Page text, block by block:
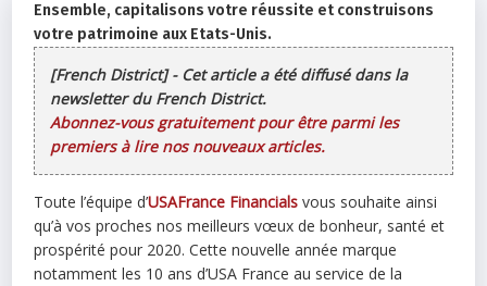
Ensemble, capitalisons votre réussite et construisons
votre patrimoine aux Etats-Unis.
[French District] - Cet article a été diffusé dans la
newsletter du French District.
Abonnez-vous gratuitement pour être parmi les
premiers à lire nos nouveaux articles.
Toute l’équipe d’USAFrance Financials vous souhaite ainsi
qu’à vos proches nos meilleurs vœux de bonheur, santé et
prospérité pour 2020. Cette nouvelle année marque
notamment les 10 ans d’USA France au service de la